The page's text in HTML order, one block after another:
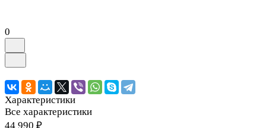
0
Характеристики
Все характеристики
44 990 ₽